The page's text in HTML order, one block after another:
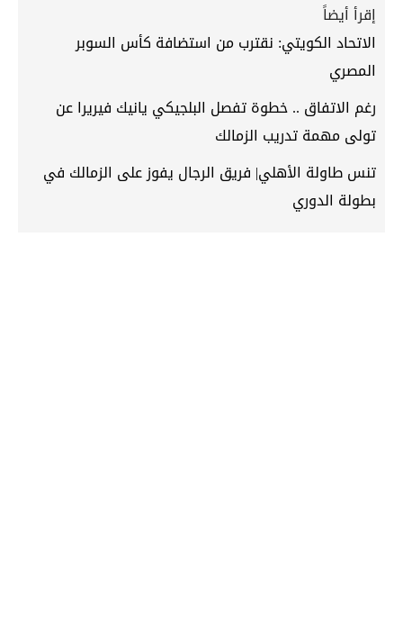
إقرأ أيضاً
الاتحاد الكويتي: نقترب من استضافة كأس السوبر
المصري
رغم الاتفاق .. خطوة تفصل البلجيكي يانيك فيريرا عن
تولى مهمة تدريب الزمالك
تنس طاولة الأهلي| فريق الرجال يفوز على الزمالك في
بطولة الدوري